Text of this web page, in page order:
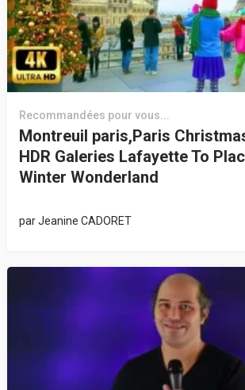
Recommandées pour vous...
Montreuil paris,Paris
HDR Galeries Lafayette To
Winter Wonderland
parJeanine CADORET